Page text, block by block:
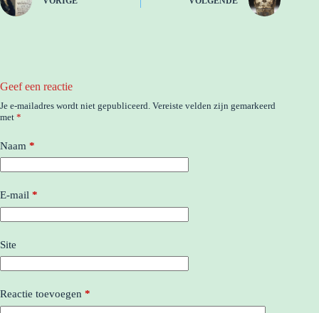
Geef een reactie
Je e-mailadres wordt niet gepubliceerd. Vereiste velden zijn gemarkeerd
met *
Naam *
E-mail *
Site
Reactie toevoegen *